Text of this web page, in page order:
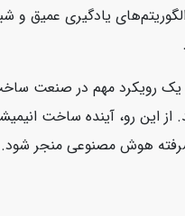
یادگیری عمیق
یک رویکرد مهم در صنعت
از این رو، آینده ساخت
هوش مصنوعی منجر شود.